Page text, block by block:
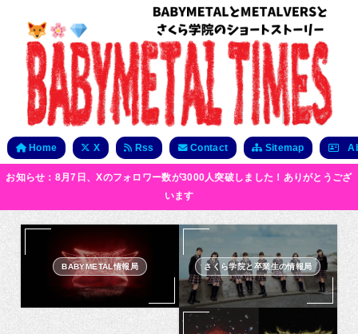
Home X Rss Contact Sitemap
お知らせ：8月7日、Xのフォロワー数が3000人突破しました！ありがとうござ
います
BABYMETAL情報局 さくら学院と卒業生の情報局